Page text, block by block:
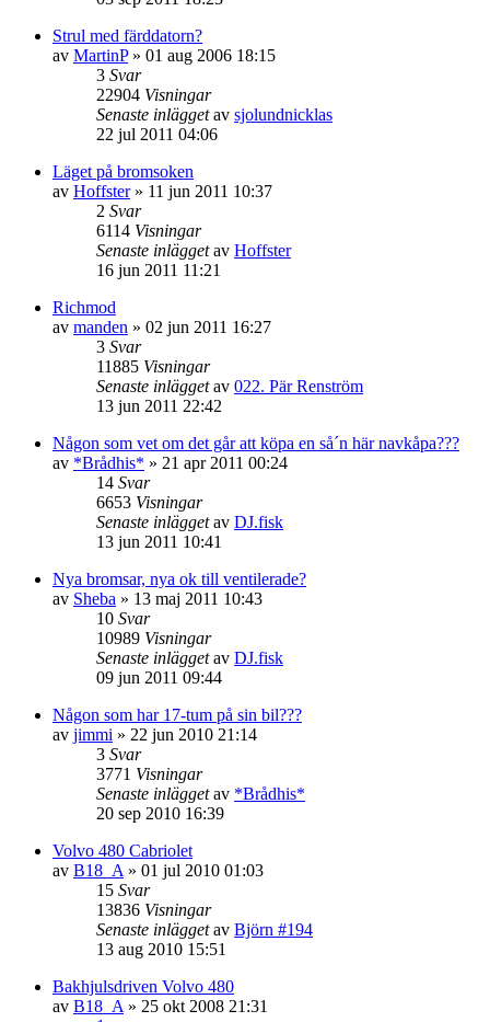
Strul med färddatorn?
av MartinP» 01 aug 2006 18:15
3 Svar
22904 Visningar
Senaste inläggetav sjolundnicklas
22 jul 2011 04:06
Läget på bromsoken
av Hoffster» 11 jun 2011 10:37
2 Svar
6114 Visningar
Senaste inläggetav Hoffster
16 jun 2011 11:21
Richmod
av manden » 02 jun 2011 16:27
3 Svar
11885 Visningar
Senaste inläggetav 022. Pär Renström
13 jun 2011 22:42
Någon som vet om det går att köpa en så´n här navkåpa???
av *Brådhis* » 21 apr 2011 00:24
14 Svar
6653 Visningar
Senaste inläggetav DJ.fisk
13 jun 2011 10:41
Nya bromsar, nya ok till ventilerade?
av Sheba » 13 maj 2011 10:43
10 Svar
10989 Visningar
Senaste inläggetav DJ.fisk
09 jun 2011 09:44
Någon som har 17-tum på sin bil???
av jimmi » 22 jun 2010 21:14
3 Svar
3771 Visningar
Senaste inläggetav *Brådhis*
20 sep 2010 16:39
Volvo 480 Cabriolet
av B18_A » 01 jul 2010 01:03
15 Svar
13836 Visningar
Senaste inläggetav Björn #194
13 aug 2010 15:51
Bakhjulsdriven Volvo 480
av B18_A » 25 okt 2008 21:31